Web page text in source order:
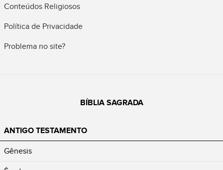
Conteúdos Religiosos
Política de Privacidade
Problema no site?
BÍBLIA SAGRADA
ANTIGO TESTAMENTO
Gênesis